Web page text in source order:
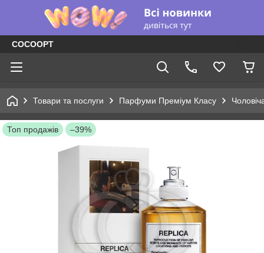
COCOOPT
Товари та послуги Парфуми Преміум Класу
Топ продажів –39%